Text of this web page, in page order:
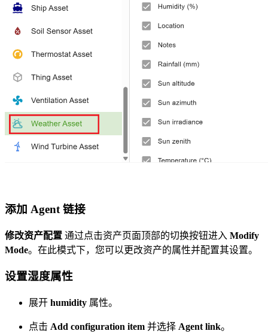
添加 Agent 链接
修改资产配置 通过点击资产页面顶部的切换按钮进入 Modify
Mode。在此模式下，您可以更改资产的属性并配置其设置。
设置湿度属性
展开 humidity 属性。
点击 Add configuration item 并选择 Agent link。